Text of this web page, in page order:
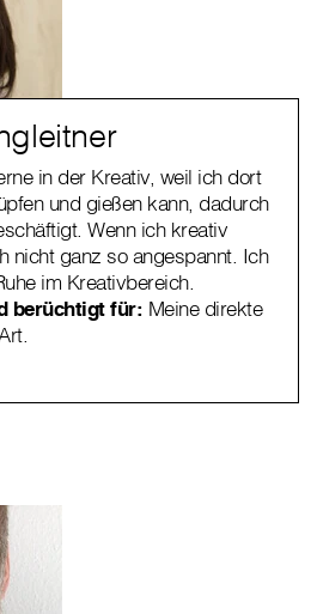
in der Kreativ, weil ich dort
und gießen kann, dadurch
Wenn ich kreativ
nicht ganz so angespannt. Ich
im Kreativbereich.
berüchtigt für: Meine direkte